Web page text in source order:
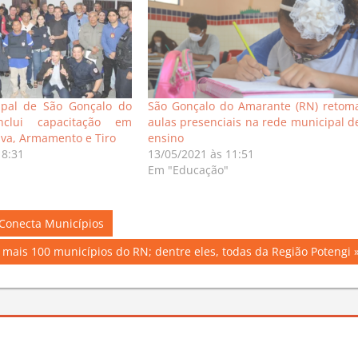
de São Gonçalo do
capacitação em
Armamento e Tiro
São Gonçalo do Amarante (RN)
aulas presenciais na rede municipal
ensino
13/05/2021 às 11:51
Em "Educação"
Municípios
100 municípios do RN; dentre eles, todas da Região Potengi